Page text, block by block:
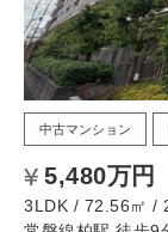
中古マンション
5,480万円
3LDK / 72.56㎡ /